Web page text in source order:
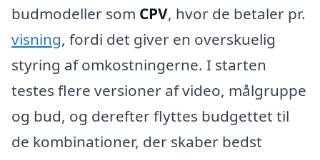
budmodeller som CPV, hvor de betaler pr.
visning, fordi det giver en overskuelig
styring af omkostningerne. I starten
testes flere versioner af video, målgruppe
og bud, og derefter flyttes budgettet til
de kombinationer, der skaber bedst